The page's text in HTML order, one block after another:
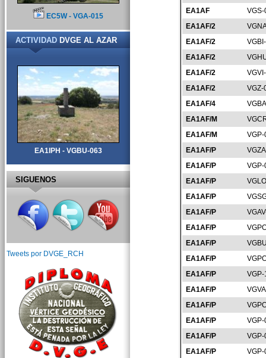
EA1AF
EA1AF/2
EA1AF/2
EA1AF/2
EA1AF/2
EA1AF/2
VGZ-
EA1AF/4
EA1AF/M
EA1AF/M
EA1AF/P
EA1AF/P
EA1AF/P
EA1AF/P
EA1AF/P
EA1AF/P
EA1AF/P
EA1AF/P
EA1AF/P
EA1AF/P
EA1AF/P
EA1AF/P
EA1AF/P
EA1AF/P
EC5W - VGA-015
ACTIVIDADDVGE AL AZAR
EA1IPH - VGBU-063
SIGUENOS
Tweets por DVGE_RCH